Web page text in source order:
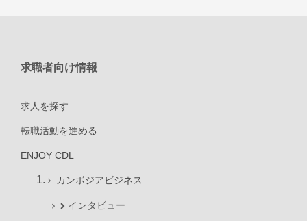
求職者向け情報
求人を探す
転職活動を進める
ENJOY CDL
カンボジアビジネス
インタビュー